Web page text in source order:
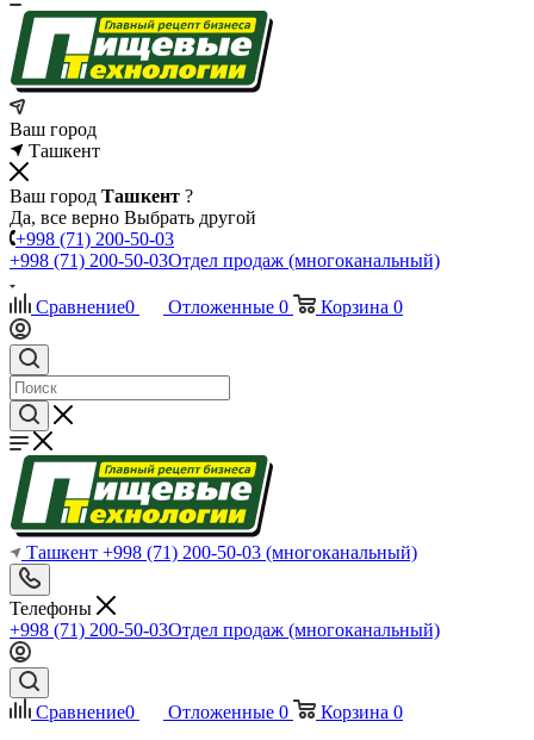
Ваш город
Ташкент
Ваш город Ташкент ?
Да, все верно Выбрать другой
+998 (71) 200-50-03
+998 (71) 200-50-03Отдел продаж (многоканальный)
Сравнение0 Отложенные 0 Корзина 0
Ташкент +998 (71) 200-50-03 (многоканальный)
Телефоны
+998 (71) 200-50-03Отдел продаж (многоканальный)
Сравнение0 Отложенные 0 Корзина 0